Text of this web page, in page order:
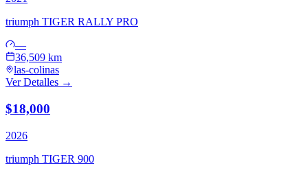
triumph TIGER RALLY PRO
—
36,509 km
las-colinas
Ver Detalles →
$18,000
2026
triumph TIGER 900